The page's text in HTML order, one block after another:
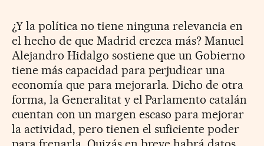
¿Y la política no tiene ninguna relevancia en
el hecho de que Madrid crezca más? Manuel
Alejandro Hidalgo sostiene que un Gobierno
tiene más capacidad para perjudicar una
economía que para mejorarla. Dicho de otra
forma, la Generalitat y el Parlamento catalán
cuentan con un margen escaso para mejorar
la actividad, pero tienen el suficiente poder